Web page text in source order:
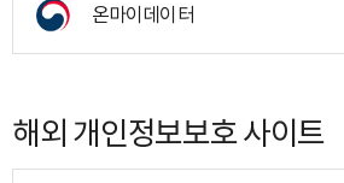
온마이데이터
해외 개인정보보호 사이트